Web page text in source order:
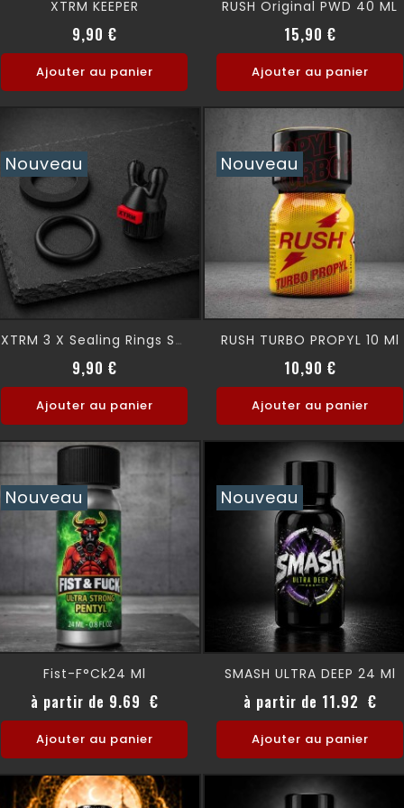
XTRM KEEPER
9,90 €Prix
Ajouter au panier
RUSH Original PWD 40 ML
15,90 €Prix
Ajouter au panier
Nouveau
XTRM 3 X Sealing Rings SNFFR
9,90 €Prix
Ajouter au panier
Nouveau
RUSH TURBO PROPYL 10 Ml
10,90 €Prix
Ajouter au panier
Nouveau
Fist-F°ck24 Ml
à partir de 9.69 €Prix
Ajouter au panier
Nouveau
SMASH ULTRA DEEP 24 Ml
à partir de 11.92 €Prix
Ajouter au panier